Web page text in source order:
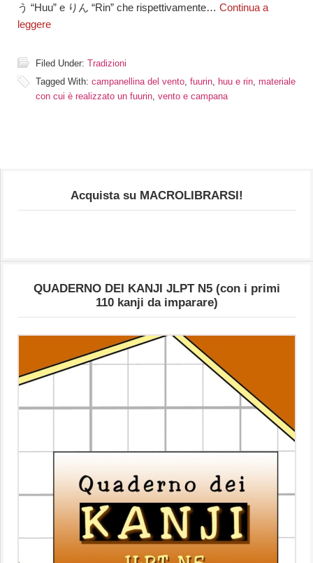
う “Huu” e りん “Rin” che rispettivamente… Continua a
leggere
Filed Under: Tradizioni
Tagged With: campanellina del vento fuurin huu e rin materiale
con cui è realizzato un fuurin vento e campana
Acquista su MACROLIBRARSI!
QUADERNO DEI KANJI JLPT N5 (con i primi
110 kanji da imparare)